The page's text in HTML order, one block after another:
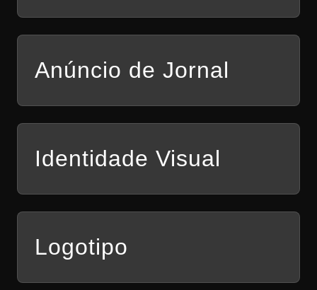
Anúncio de Jornal
Identidade Visual
Logotipo